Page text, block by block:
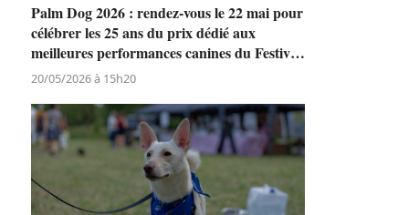
Palm Dog 2026 : rendez-vous le 22 mai pour
célébrer les 25 ans du prix dédié aux
meilleures performances canines du Festival
de Cannes
20/05/2026 à 15h20